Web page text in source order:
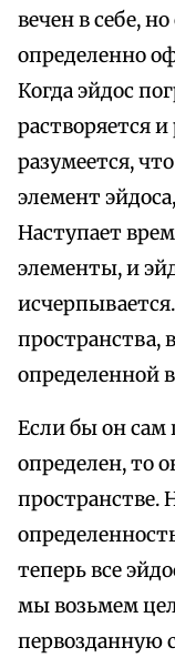
вечен в себе,
определенно
Когда эйдос
растворяется
разумеется,
элемент
Наступает
элементы, и
пространства,
определенной
Если бы он сам
определен, то
теперь все
мы возьмем
первозданную